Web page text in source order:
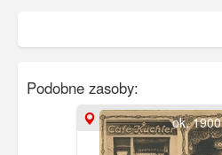
Podobne zasoby:
ok. 1900